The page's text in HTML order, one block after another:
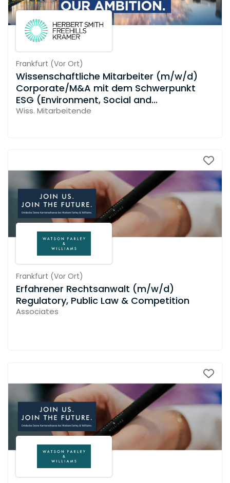
Frankfurt (Vor Ort)
Wissenschaftliche Mitarbeiter (m/w/d)
Corporate/M&A mit dem Schwerpunkt
ESG (Environment, Social and
Governance)
Wiss. Mitarbeitende
Frankfurt (Vor Ort)
Erfahrener Rechtsanwalt (m/w/d)
Regulatory, Public Law & Competition
Associates